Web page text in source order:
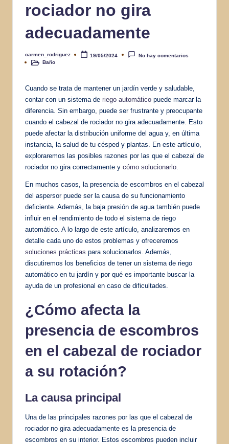
rociador no gira
adecuadamente
Publicado
por
carmen_rodriguez 19/05/2024
No hay comentarios
Publicado
Baño
Cuando se trata de mantener un jardín verde y saludable,
contar con un sistema de riego automático puede marcar la
diferencia. Sin embargo, puede ser frustrante y preocupante
cuando el cabezal de rociador no gira adecuadamente. Esto
puede afectar la distribución uniforme del agua y, en última
instancia, la salud de tu césped y plantas. En este artículo,
exploraremos las posibles razones por las que el cabezal de
rociador no gira correctamente y cómo solucionarlo
En muchos casos, la presencia de escombros en el cabezal
del aspersor puede ser la causa de su funcionamiento
deficiente. Además, la baja presión de agua también puede
influir en el rendimiento de todo el sistema de riego
automático. A lo largo de este artículo, analizaremos en
detalle cada uno de estos problemas y ofreceremos
soluciones prácticas para solucionarlos. Además,
discutiremos los beneficios de tener un sistema de riego
automático en tu jardín y por qué es importante buscar la
ayuda de un profesional en caso de dificultades.
¿Cómo afecta la
presencia de escombros
en el cabezal de rociador
a su rotación?
La causa principal
Una de las principales razones por las que el cabezal de
rociador no gira adecuadamente es la presencia de
escombros en su interior. Estos escombros pueden incluir